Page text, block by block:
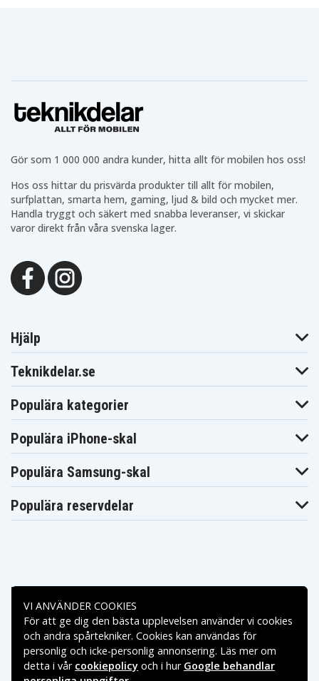
Gör som 1 000 000 andra kunder, hitta allt för mobilen hos oss!
Hos oss hittar du prisvärda produkter till allt för mobilen,
surfplattan, smarta hem, gaming, ljud & bild och mycket mer.
Handla tryggt och säkert med snabba leveranser, vi skickar
varor direkt från våra svenska lager.
Hjälp
Teknikdelar.se
Populära kategorier
Populära iPhone-skal
Populära Samsung-skal
Populära reservdelar
Betalningsalternativ
Leveransalternativ
VI ANVÄNDER COOKIES
För att ge dig den bästa upplevelsen använder vi cookies
och andra spårtekniker. Cookies kan användas för
personlig och icke-personlig annonsering. Läs mer om
detta i vår cookiepolicy och i hur Google behandlar